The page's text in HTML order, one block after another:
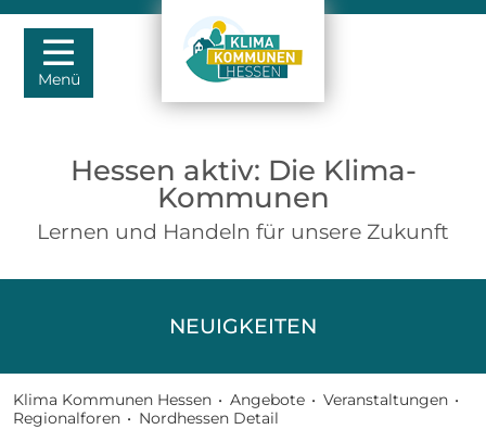
Menü
Hessen aktiv: Die Klima-
Kommunen
Lernen und Handeln für unsere Zukunft
NEUIGKEITEN
Klima Kommunen Hessen • Angebote • Veranstaltungen •
Regionalforen • Nordhessen Detail